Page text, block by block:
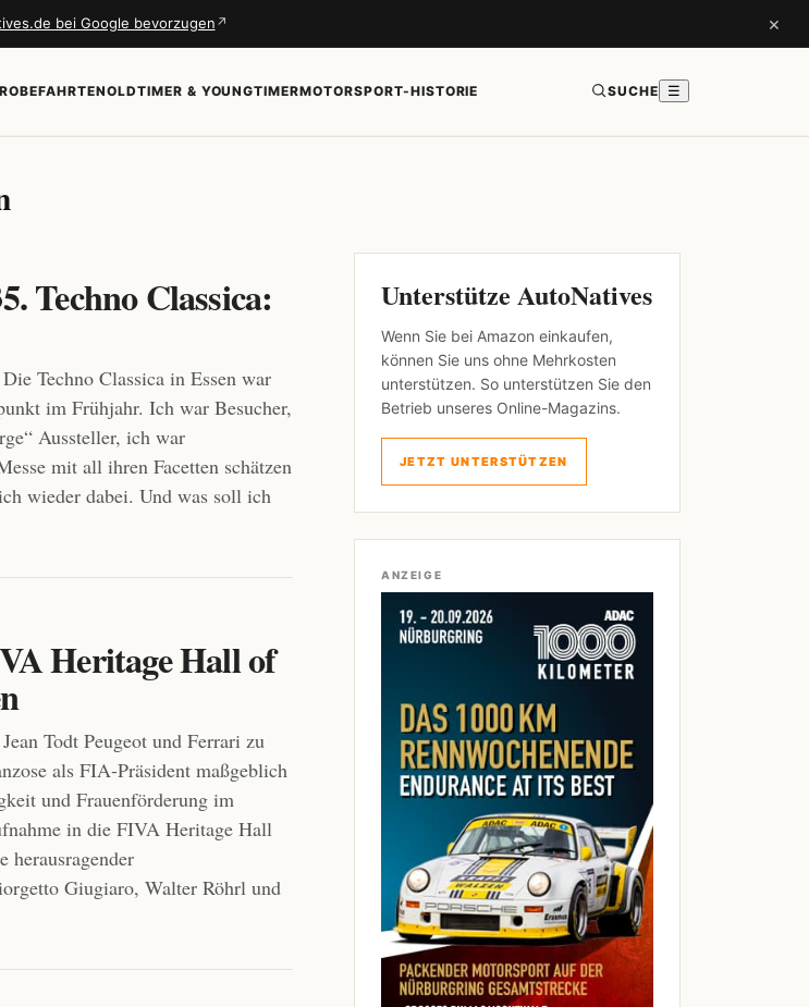
bei Google bevorzugen ↗ ×
OLDTIMER & YOUNGTIMERMOTORSPORT-HISTORIE SUCHE ☰
Techno Classica:
Techno Classica in Essen war
im Frühjahr. Ich war Besucher,
Aussteller, ich war
mit all ihren Facetten schätzen
wieder dabei. Und was soll ich
Heritage Hall of
Todt Peugeot und Ferrari zu
als FIA-Präsident maßgeblich
und Frauenförderung im
in die FIVA Heritage Hall
herausragender
Giugiaro, Walter Röhrl und
Unterstütze AutoNatives
Wenn Sie bei Amazon einkaufen,
können Sie uns ohne Mehrkosten
unterstützen. So unterstützen Sie den
Betrieb unseres Online-Magazins.
JETZT UNTERSTÜTZEN
ANZEIGE